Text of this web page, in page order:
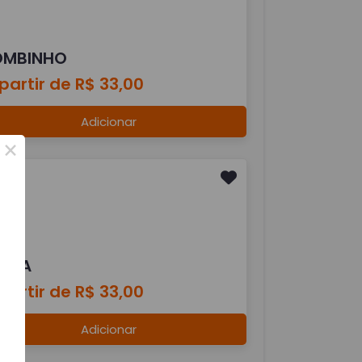
de R$ 33,00
Adicionar
partir de R$ 33,00
Adicionar
×